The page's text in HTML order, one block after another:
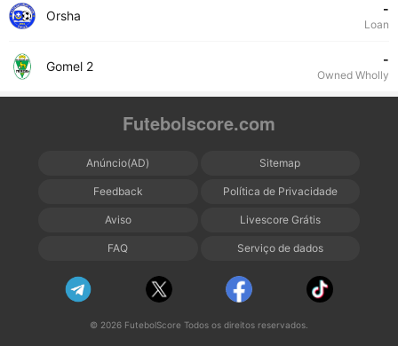
Orsha -
Loan
Gomel 2 -
Owned Wholly
Futebolscore.com
Anúncio(AD) Sitemap
Feedback Política de Privacidade
Aviso Livescore Grátis
FAQ Serviço de dados
© 2026 FutebolScore Todos os direitos reservados.